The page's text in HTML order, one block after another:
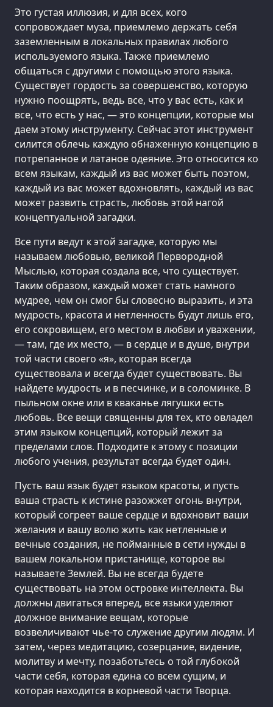
Это густая иллюзия, и для всех, кого
сопровождает муза, приемлемо держать себя
заземленным в локальных правилах любого
используемого языка. Также приемлемо
общаться с другими с помощью этого языка.
Существует гордость за совершенство, которую
нужно поощрять, ведь все, что у вас есть, как и
все, что есть у нас, — это концепции, которые мы
даем этому инструменту. Сейчас этот инструмент
силится облечь каждую обнаженную концепцию в
потрепанное и латаное одеяние. Это относится ко
всем языкам, каждый из вас может быть поэтом,
каждый из вас может вдохновлять, каждый из вас
может развить страсть, любовь этой нагой
концептуальной загадки.
Все пути ведут к этой загадке, которую мы
называем любовью, великой Первородной
Мыслью, которая создала все, что существует.
Таким образом, каждый может стать намного
мудрее, чем он смог бы словесно выразить, и эта
мудрость, красота и нетленность будут лишь его,
его сокровищем, его местом в любви и уважении,
— там, где их место, — в сердце и в душе, внутри
той части своего «я», которая всегда
существовала и всегда будет существовать. Вы
найдете мудрость и в песчинке, и в соломинке. В
пыльном окне или в кваканье лягушки есть
любовь. Все вещи священны для тех, кто овладел
этим языком концепций, который лежит за
пределами слов. Подходите к этому с позиции
любого учения, результат всегда будет один.
Пусть ваш язык будет языком красоты, и пусть
ваша страсть к истине разожжет огонь внутри,
который согреет ваше сердце и вдохновит ваши
желания и вашу волю жить как нетленные и
вечные создания, не пойманные в сети нужды в
вашем локальном пристанище, которое вы
называете Землей. Вы не всегда будете
существовать на этом островке интеллекта. Вы
должны двигаться вперед, все языки уделяют
должное внимание вещам, которые
возвеличивают чье-то служение другим людям. И
затем, через медитацию, созерцание, видение,
молитву и мечту, позаботьтесь о той глубокой
части себя, которая едина со всем сущим, и
которая находится в корневой части Творца.